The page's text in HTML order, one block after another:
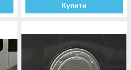
Купити